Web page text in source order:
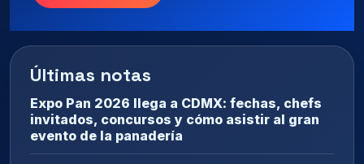
Últimas notas
Expo Pan 2026 llega a CDMX: fechas, chefs
invitados, concursos y cómo asistir al gran
evento de la panadería